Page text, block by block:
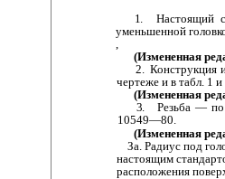
1.Настоящий
уменьшенной
,
(Измененная
2. Конструкция
чертеже и в табл. 1 и
(Измененная
3.Резьба — по
10549—80.
(Измененная
За. Радиус под
настоящим
расположения